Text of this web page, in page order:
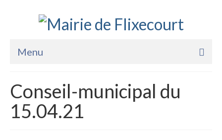
Menu
La Mairie
Vie Pratique
Conseil-municipal du
15.04.21